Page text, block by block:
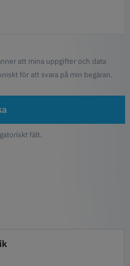
att mina uppgifter och data
för att svara på min begäran.
fält.